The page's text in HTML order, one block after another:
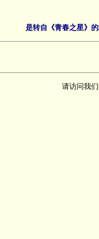
是转自《青春之星》
请访问我